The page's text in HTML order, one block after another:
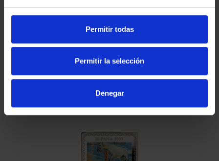
Permitir todas
Permitir la selección
Denegar